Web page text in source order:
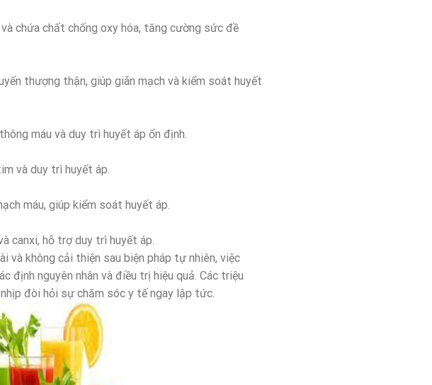
chứa chất chống oxy hóa, tăng cường sức đề
thượng thận, giúp giãn mạch và kiểm soát huyết
máu và duy trì huyết áp ổn định.
và duy trì huyết áp.
máu, giúp kiểm soát huyết áp.
canxi, hỗ trợ duy trì huyết áp.
và không cải thiện sau biện pháp tự nhiên, việc
định nguyên nhân và điều trị hiệu quả. Các triệu
đòi hỏi sự chăm sóc y tế ngay lập tức.